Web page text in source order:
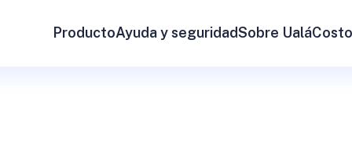
ProductoAyuda y seguridadSobre Ualá